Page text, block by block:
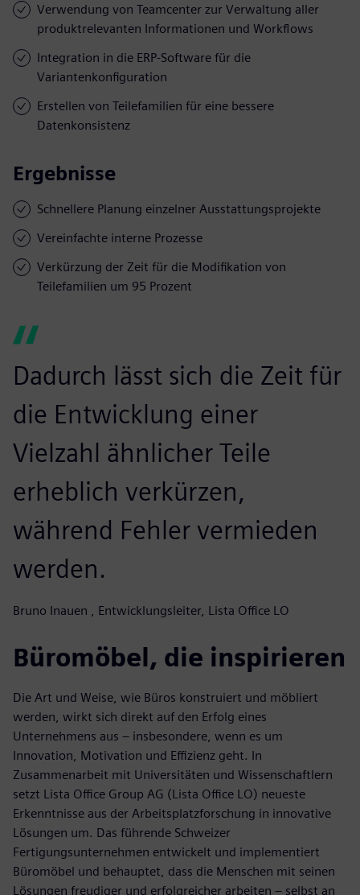
Verwendung von Teamcenter zur Verwaltung aller
produktrelevanten Informationen und Workflows
Integration in die ERP-Software für die
Variantenkonfiguration
Erstellen von Teilefamilien für eine bessere
Datenkonsistenz
Ergebnisse
Schnellere Planung einzelner Ausstattungsprojekte
Vereinfachte interne Prozesse
Verkürzung der Zeit für die Modifikation von
Teilefamilien um 95 Prozent
Dadurch lässt sich die Zeit für
die Entwicklung einer
Vielzahl ähnlicher Teile
erheblich verkürzen,
während Fehler vermieden
werden.
Bruno Inauen , Entwicklungsleiter, Lista Office LO
Büromöbel, die inspirieren
Die Art und Weise, wie Büros konstruiert und möbliert
werden, wirkt sich direkt auf den Erfolg eines
Unternehmens aus – insbesondere, wenn es um
Innovation, Motivation und Effizienz geht. In
Zusammenarbeit mit Universitäten und Wissenschaftlern
setzt Lista Office Group AG (Lista Office LO) neueste
Erkenntnisse aus der Arbeitsplatzforschung in innovative
Lösungen um. Das führende Schweizer
Fertigungsunternehmen entwickelt und implementiert
Büromöbel und behauptet, dass die Menschen mit seinen
Lösungen freudiger und erfolgreicher arbeiten – selbst an